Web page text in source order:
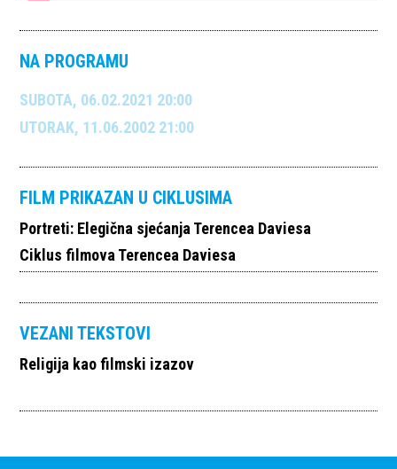
NA PROGRAMU
SUBOTA, 06.02.2021 20:00
UTORAK, 11.06.2002 21:00
FILM PRIKAZAN U CIKLUSIMA
Portreti: Elegična sjećanja Terencea Daviesa
Ciklus filmova Terencea Daviesa
VEZANI TEKSTOVI
Religija kao filmski izazov